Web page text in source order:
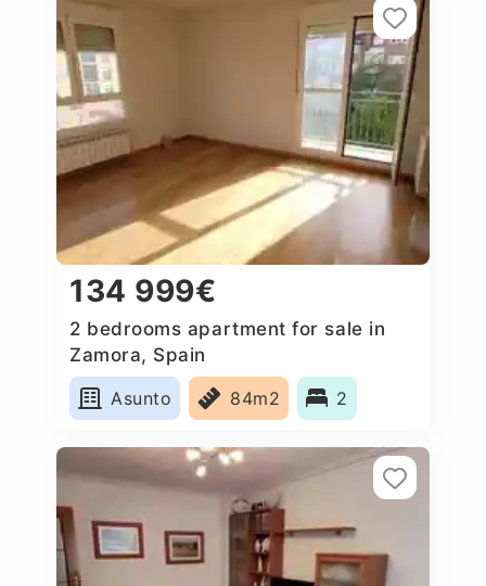
134 999€
2 bedrooms apartment for sale in
Zamora, Spain
Asunto
84m2 2